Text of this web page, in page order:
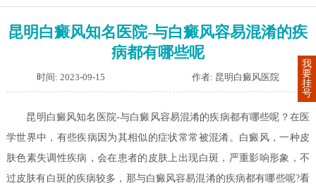
昆明白癜风知名医院-与白癜风容易混淆的疾
病都有哪些呢
时间: 2023-09-15 作者: 昆明白癜风医院
昆明白癜风知名医院-与白癜风容易混淆的疾病都有哪些呢？在医
学世界中，有些疾病因为其相似的症状常常被混淆。白癜风，一种皮
肤色素失调性疾病，会在患者的皮肤上出现白斑，严重影响形象，不
过皮肤有白斑的疾病较多，那与白癜风容易混淆的疾病都有哪些呢?看
我
要
挂
号